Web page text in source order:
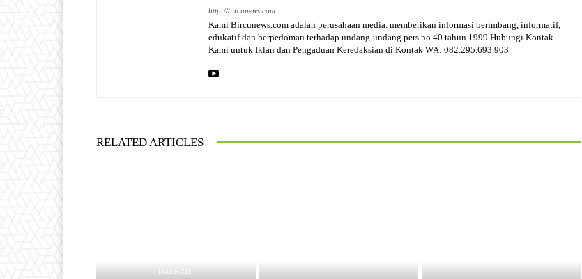
http://bircunews.com
Kami Bircunews.com adalah perusahaan media. memberikan informasi berimbang, informatif,
edukatif dan berpedoman terhadap undang-undang pers no 40 tahun 1999.Hubungi Kontak
Kami untuk Iklan dan Pengaduan Keredaksian di Kontak WA: 082.295.693.903
RELATED ARTICLES
DAERAH